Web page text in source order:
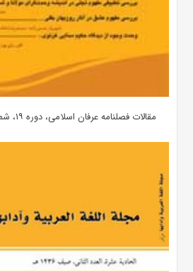
مقالات فصلنامه عرفان اسلامی، دوره ۱۹، شماره ۷۵ منتشر شد